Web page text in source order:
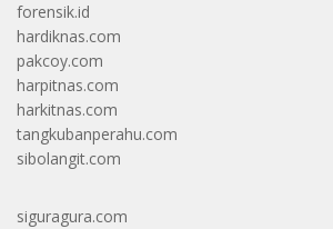
forensik.id
hardiknas.com
pakcoy.com
harpitnas.com
harkitnas.com
tangkubanperahu.com
sibolangit.com
siguragura.com